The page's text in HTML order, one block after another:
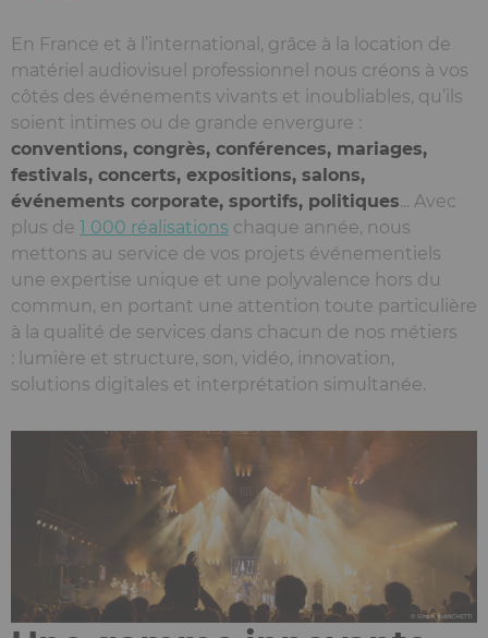
En France et à l’international, grâce à la location de
matériel audiovisuel professionnel nous créons à vos
côtés des événements vivants et inoubliables, qu’ils
soient intimes ou de grande envergure :
conventions, congrès, conférences, mariages,
festivals, concerts, expositions, salons,
événements corporate, sportifs, politiques... Avec
plus de 1 000 réalisations chaque année, nous
mettons au service de vos projets événementiels
une expertise unique et une polyvalence hors du
commun, en portant une attention toute particulière
à la qualité de services dans chacun de nos métiers
: lumière et structure, son, vidéo, innovation,
solutions digitales et interprétation simultanée.